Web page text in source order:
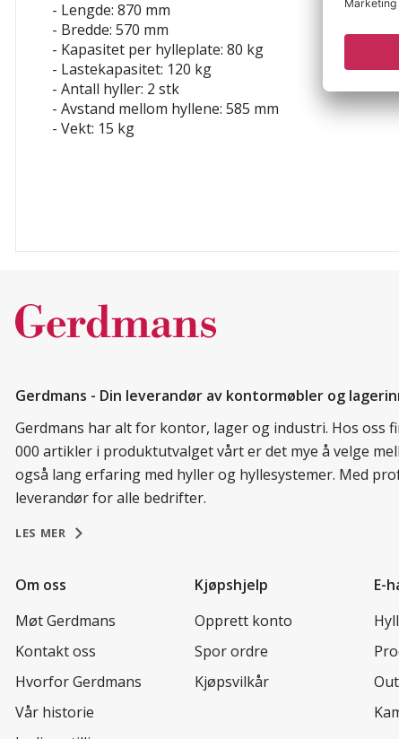
- Lengde: 870 mm
- Bredde: 570 mm
- Kapasitet per hylleplate: 80 kg
- Lastekapasitet: 120 kg
- Antall hyller: 2 stk
- Avstand mellom hyllene: 585 mm
- Vekt: 15 kg
Gerdmans - Din leverandør av kontormøbler og
Gerdmans har alt for kontor, lager og industri. Hos oss
000 artikler i produktutvalget vårt er det mye å velge
også lang erfaring med hyller og hyllesystemer. Med
leverandør for alle bedrifter.
LES MER
Om oss
Møt Gerdmans
Kontakt oss
Hvorfor Gerdmans
Vår historie
Kjøpshjelp
Opprett konto
Spor ordre
Kjøpsvilkår
E-